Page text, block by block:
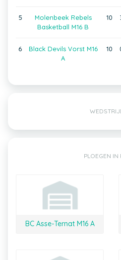
5
Molenbeek Rebels
Basketball M16 B
10
6
Black Devils Vorst M16
A
10
PLOEGEN IN
BC Asse-Ternat M16 A